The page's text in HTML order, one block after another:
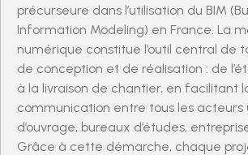
précurseure dans l’utilisation du BIM
Information Modeling) en France. La
numérique constitue l’outil central de
de conception et de réalisation : de
à la livraison de chantier, en facilitant
communication entre tous les acteurs
d’ouvrage, bureaux d’études,
Grâce à cette démarche, chaque